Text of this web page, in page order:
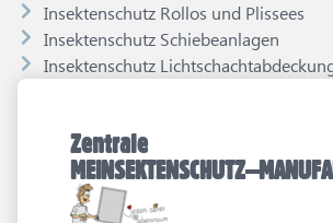
Insektenschutz Rollos und Plissees
Insektenschutz Schiebeanlagen
Insektenschutz
Zentrale